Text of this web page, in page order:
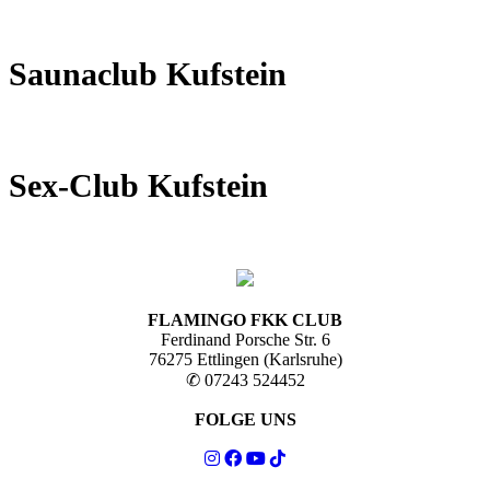
Saunaclub Kufstein
Sex-Club Kufstein
FLAMINGO FKK CLUB
Ferdinand Porsche Str. 6
76275 Ettlingen (Karlsruhe)
✆ 07243 524452
FOLGE UNS